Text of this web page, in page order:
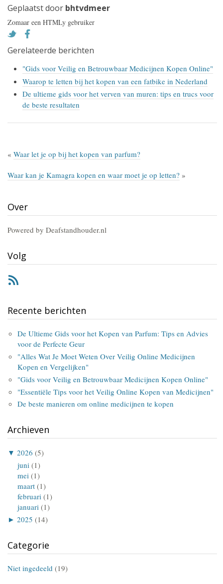
Geplaatst door bhtvdmeer
Zomaar een HTMLy gebruiker
Gerelateerde berichten
"Gids voor Veilig en Betrouwbaar Medicijnen Kopen Online"
Waarop te letten bij het kopen van een fatbike in Nederland
De ultieme gids voor het verven van muren: tips en trucs voor
de beste resultaten
« Waar let je op bij het kopen van parfum?
Waar kan je Kamagra kopen en waar moet je op letten? »
Over
Powered by Deafstandhouder.nl
Volg
Recente berichten
De Ultieme Gids voor het Kopen van Parfum: Tips en Advies
voor de Perfecte Geur
"Alles Wat Je Moet Weten Over Veilig Online Medicijnen
Kopen en Vergelijken"
"Gids voor Veilig en Betrouwbaar Medicijnen Kopen Online"
"Essentiële Tips voor het Veilig Online Kopen van Medicijnen"
De beste manieren om online medicijnen te kopen
Archieven
▼ 2026 (5)
juni (1)
mei (1)
maart (1)
februari (1)
januari (1)
► 2025 (14)
Categorie
Niet ingedeeld (19)